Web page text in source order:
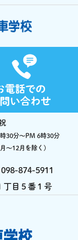
30分～PM 6時30分
～12月を除く)
098-874-5911
丁目５番１号